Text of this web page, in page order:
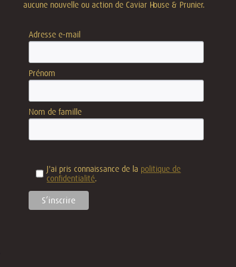
aucune nouvelle ou action de Caviar House & Prunier.
Adresse e-mail
Prénom
Nom de famille
J'ai pris connaissance de la politique de
confidentialité.